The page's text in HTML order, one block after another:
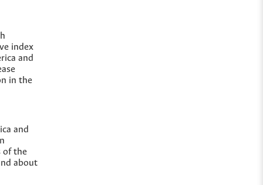
index
and
in the
and
of the
about